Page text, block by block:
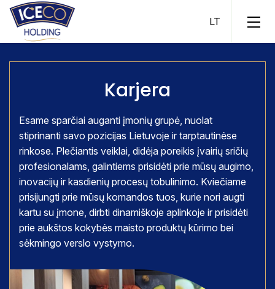
ICECO Ice Cream
ICECO Fish
ICECO Fish Pool
ICECO Assets
ICECO Trade
Karjera
Esame sparčiai auganti įmonių grupė, nuolat
stiprinanti savo pozicijas Lietuvoje ir tarptautinėse
rinkose. Plečiantis veiklai, didėja poreikis įvairių sričių
profesionalams, galintiems prisidėti prie mūsų augimo,
inovacijų ir kasdienių procesų tobulinimo. Kviečiame
prisijungti prie mūsų komandos tuos, kurie nori augti
kartu su įmone, dirbti dinamiškoje aplinkoje ir prisidėti
prie aukštos kokybės maisto produktų kūrimo bei
sėkmingo verslo vystymo.